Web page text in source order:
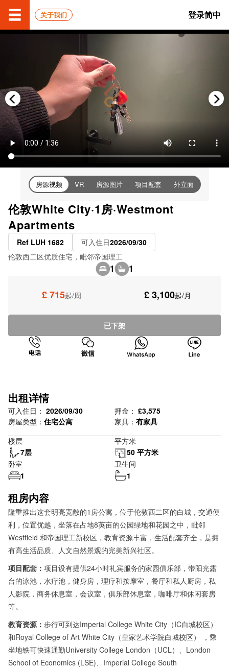
关于我们 登录简中
房源视频 VR 房源图片 项目配套 外立面
伦敦White City·1房·Westmont
Apartments
Ref LUH 1682 可入住日2026/09/30
伦敦西二区优质住宅，毗邻帝国理工
1 1
£ 715起/周 £ 3,100起/月
已下架
出租详情
可入住日： 2026/09/30 押金： £3,575
房屋类型： 住宅公寓 家具： 有家具
楼层
7层
平方米
50 平方米
卧室
1
卫生间
1
租房内容
隆重推出这套明亮宽敞的1房公寓，位于伦敦西二区的白城，交通便
利，位置优越，坐落在占地8英亩的公园绿地和花园之中，毗邻
Westfield 和帝国理工新校区，教育资源丰富，生活配套齐全，是拥
有高生活品质、人文自然景观的完美新兴社区。
项目配套： 项目设有提供24小时礼宾服务的家园俱乐部，带阳光露
台的泳池，水疗池，健身房，理疗和按摩室，餐厅和私人厨房，私
人影院，商务休息室，会议室，俱乐部休息室，咖啡厅和休闲套房
等。
教育资源： 步行可到达Imperial College White City（IC白城校区）
和Royal College of Art White City（皇家艺术学院白城校区） ，乘
坐地铁可快速通勤University College London（UCL）、London
School of Economics (LSE)、Imperial College South